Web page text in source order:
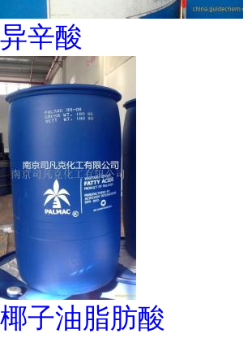
异辛酸
椰子油脂肪酸